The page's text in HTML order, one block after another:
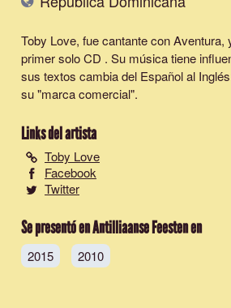
Toby Love, fue cantante con Aventura,
primer solo CD . Su música tiene
sus textos cambia del Español al
su "marca comercial".
Links del artista
Toby Love
Facebook
Twitter
Se presentó en Antilliaanse Feesten en
2015 2010